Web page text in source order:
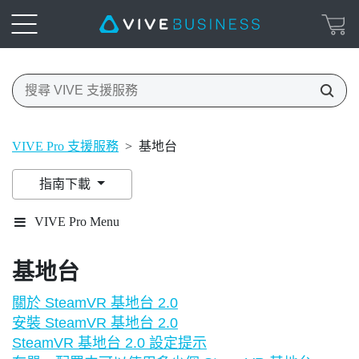
VIVE Pro 支援服務 > 基地台
指南下載
VIVE Pro Menu
基地台
關於 SteamVR 基地台 2.0
安裝 SteamVR 基地台 2.0
SteamVR 基地台 2.0 設定提示